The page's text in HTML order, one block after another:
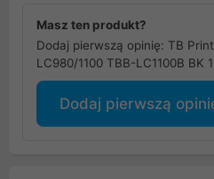
Masz ten produkt?
Dodaj pierwszą opinię: TB
LC980/1100 TBB-LC1100B BK
Dodaj pierwszą